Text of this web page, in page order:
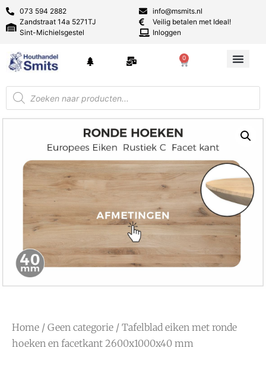
073 594 2882
Zandstraat 14a 5271TJ
Sint-Michielsgestel
info@msmits.nl
Veilig betalen met Ideal!
Inloggen
0
Home / Geen categorie / Tafelblad eiken met ronde
hoeken en facetkant 2600x1000x40 mm